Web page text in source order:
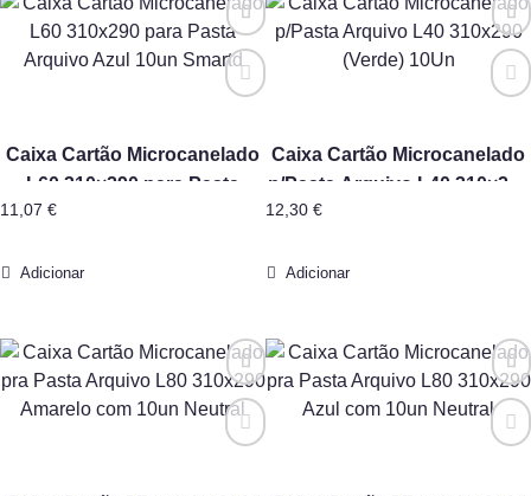
Caixa Cartão Microcanelado
L60 310×290 para Pasta
Arquivo Azul 10un Smartd
11,07 €
Adicionar
Caixa Cartão Microcanelado
p/Pasta Arquivo L40 310×290
12,30 €
Adicionar